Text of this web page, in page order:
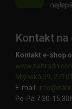
Kontakt na
Kontakt e-shop
Mlýnská 59,
E-mail:
Po-Pá 7:30-